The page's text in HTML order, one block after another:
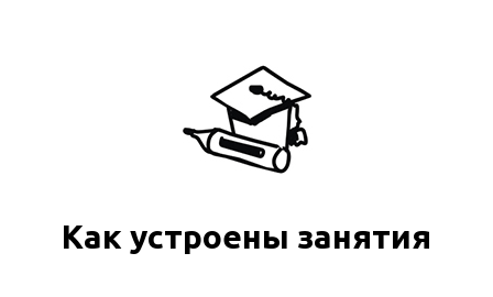
Как устроены занятия